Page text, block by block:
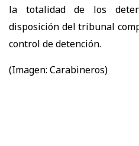
la totalidad de los
disposición del tribunal
control de detención.
(Imagen: Carabineros)